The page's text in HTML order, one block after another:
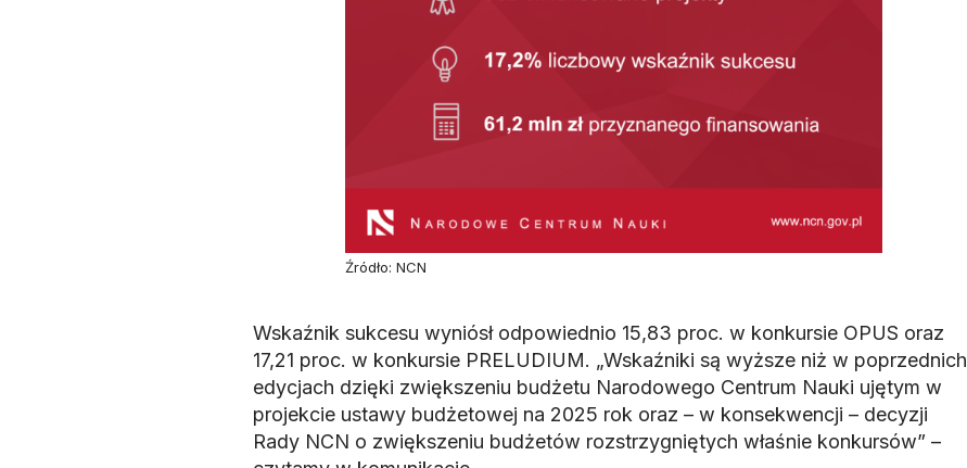
Źródło: NCN
Wskaźnik sukcesu wyniósł odpowiednio 15,83 proc. w konkursie OPUS oraz
17,21 proc. w konkursie PRELUDIUM. „Wskaźniki są wyższe niż w poprzednich
edycjach dzięki zwiększeniu budżetu Narodowego Centrum Nauki ujętym w
projekcie ustawy budżetowej na 2025 rok oraz – w konsekwencji – decyzji
Rady NCN o zwiększeniu budżetów rozstrzygniętych właśnie konkursów” –